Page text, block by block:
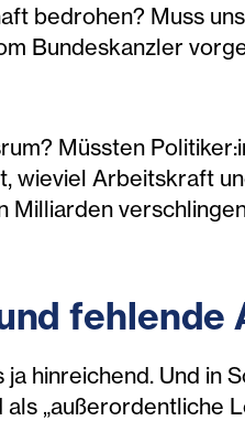
bedrohen? Muss
Bundeskanzler
Müssten
wieviel Arbeitskraft
Milliarden
fehlende
hinreichend. Und in
„außerordentliche